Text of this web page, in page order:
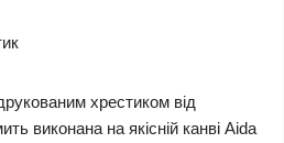
хрестиком від
виконана на якісній канві Aida